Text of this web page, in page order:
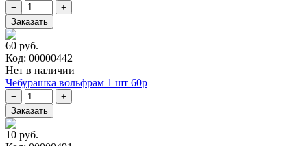
60 руб.
Код: 00000442
Нет в наличии
Чебурашка вольфрам 1 шт 60р
10 руб.